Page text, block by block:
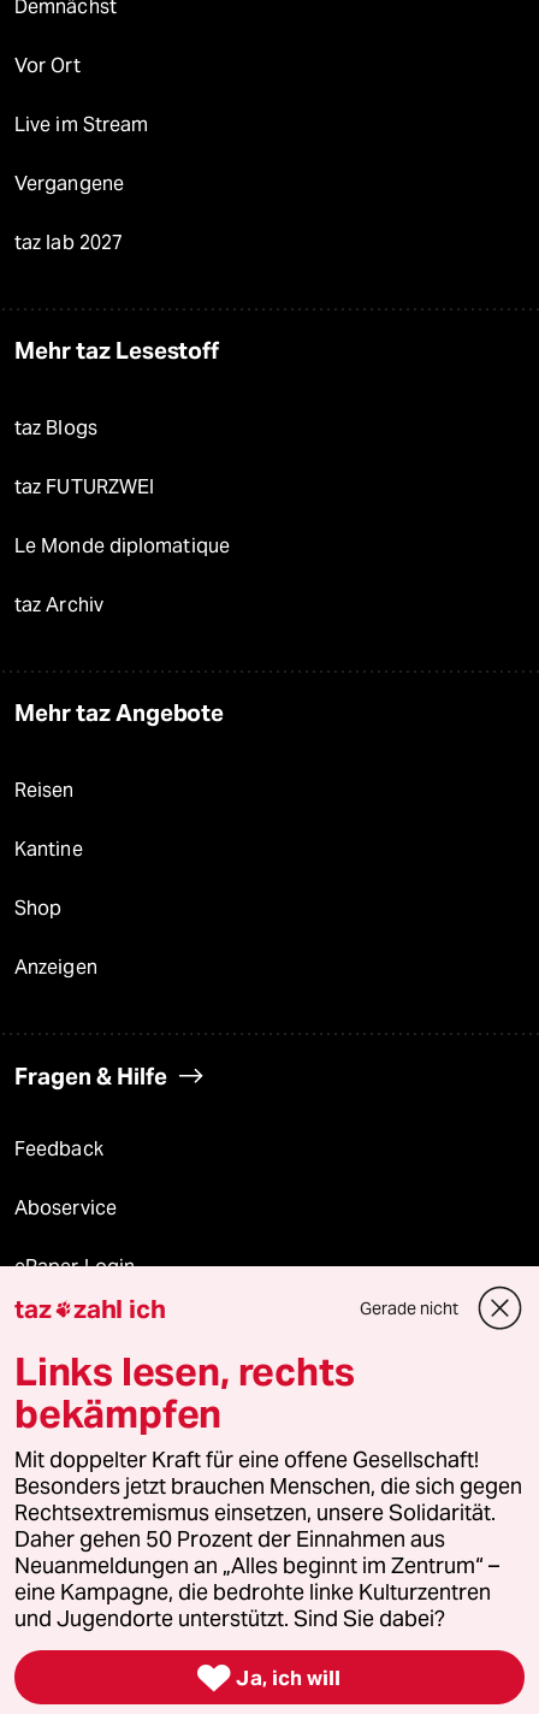
Demnächst
Vor Ort
Live im Stream
Vergangene
taz lab 2027
Mehr taz Lesestoff
taz Blogs
taz FUTURZWEI
Le Monde diplomatique
taz Archiv
Mehr taz Angebote
Reisen
Kantine
Shop
Anzeigen
Fragen & Hilfe
Feedback
Aboservice
ePaper Login
Downloads für Abonnierende
© 2026 taz Verlags und Vertriebs GmbH
Alle Rechte vorbehalten. Bei rechtlichen Fragen oder für Genehmigungen
wenden Sie sich bitte an
lizenzen@taz.de
Feedback Redaktionsstatut Kommune-Richtlinien
Leitlinie Informant Datenschutz Impressum AGB
Seitenwende Einwilligungen widerrufen (Ads)
taz zahl ich Gerade nicht
Links lesen, rechts
bekämpfen
Mit doppelter Kraft für eine offene Gesellschaft!
Besonders jetzt brauchen Menschen, die sich gegen
Rechtsextremismus einsetzen, unsere Solidarität.
Daher gehen 50 Prozent der Einnahmen aus
Neuanmeldungen an „Alles beginnt im Zentrum“ –
eine Kampagne, die bedrohte linke Kulturzentren
und Jugendorte unterstützt. Sind Sie dabei?
 Ja, ich will